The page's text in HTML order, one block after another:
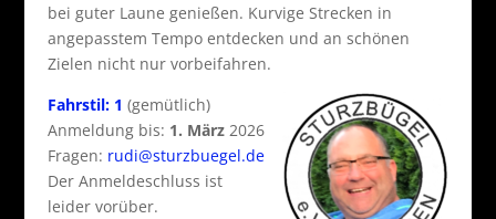
bei guter Laune genießen. Kurvige Strecken in
angepasstem Tempo entdecken und an schönen
Zielen nicht nur vorbeifahren.
Fahrstil: 1 (gemütlich)
Anmeldung bis: 1. März2026
Fragen: rudi@sturzbuegel.de
Der Anmeldeschluss ist
leider vorüber.